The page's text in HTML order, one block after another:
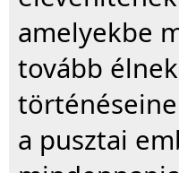
amelyekbe
tovább
a pusztai